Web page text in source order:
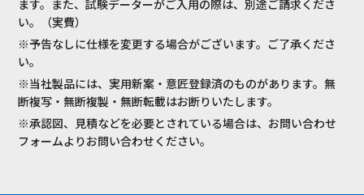
ます。また、試験データーがご入用の際は、別途ご請求くださ
い。（実費）
※予告なしに仕様を変更する場合がございます。ご了承くださ
い。
※当社製品には、実用新案・意匠登録済のものがあります。無
断複写・無断複製・無断転載はお断りいたします。
※承認図、見積などを必要とされている場合は、お問い合わせ
フォームよりお問い合わせください。